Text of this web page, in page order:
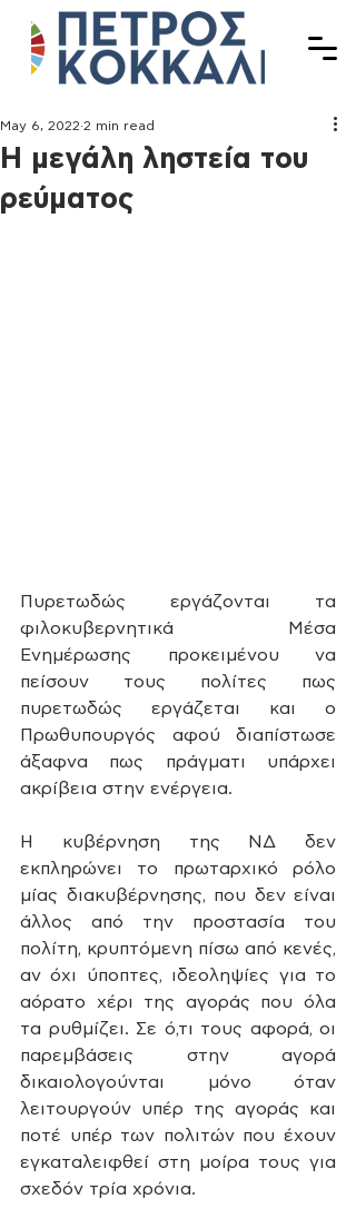
Η μεγάλη ληστεία του
ρεύματος
May 6, 2022 2 min read
Πυρετωδώς εργάζονται τα
φιλοκυβερνητικά Μέσα
Ενημέρωσης προκειμένου να
πείσουν τους πολίτες πως
πυρετωδώς εργάζεται και ο
Πρωθυπουργός αφού διαπίστωσε
άξαφνα πως πράγματι υπάρχει
ακρίβεια στην ενέργεια.
Η κυβέρνηση της ΝΔ δεν
εκπληρώνει το πρωταρχικό ρόλο
μίας διακυβέρνησης, που δεν είναι
άλλος από την προστασία του
πολίτη, κρυπτόμενη πίσω από κενές,
αν όχι ύποπτες, ιδεοληψίες για το
αόρατο χέρι της αγοράς που όλα
τα ρυθμίζει. Σε ό,τι τους αφορά, οι
παρεμβάσεις στην αγορά
δικαιολογούνται μόνο όταν
λειτουργούν υπέρ της αγοράς και
ποτέ υπέρ των πολιτών που έχουν
εγκαταλειφθεί στη μοίρα τους για
σχεδόν τρία χρόνια.